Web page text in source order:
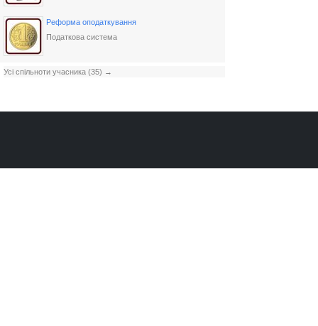
Реформа оподаткування
Податкова система
Усі спільноти учасника (35) →